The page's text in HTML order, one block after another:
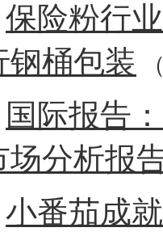
保险粉行
钢桶包装
国际报告
场分析报
小番茄成